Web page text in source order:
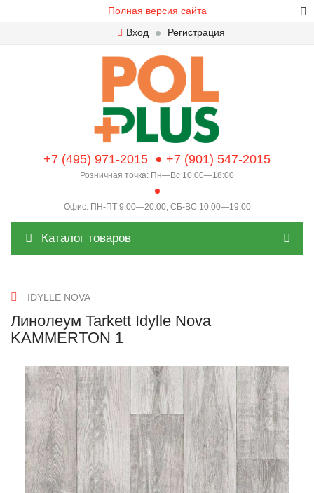
Полная версия сайта
Вход
Регистрация
+7 (495) 971-2015 +7 (901) 547-2015
Розничная точка: Пн—Вс 10:00—18:00
Офис: ПН-ПТ 9.00—20.00, СБ-ВС 10.00—19.00
Каталог товаров
IDYLLE NOVA
Линолеум Tarkett Idylle Nova
KAMMERTON 1